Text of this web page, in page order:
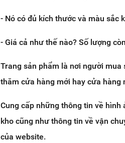
- Nó có đủ kích thước và màu sắc
- Giá cả như thế nào? Số lượng
Trang sản phẩm là nơi người
thăm cửa hàng mới hay cửa hàng
Cung cấp những thông tin về
kho cũng như thông tin về vận
của website.